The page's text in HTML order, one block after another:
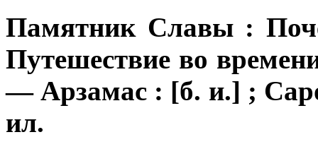
Памятник Славы :
Путешествие во
— Арзамас : [б. и.] ;
ил.